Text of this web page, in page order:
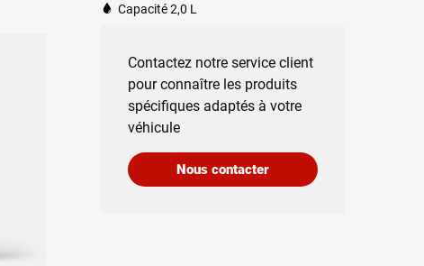
Capacité 2,0 L
Contactez notre service client
pour connaître les produits
spécifiques adaptés à votre
véhicule
Nous contacter